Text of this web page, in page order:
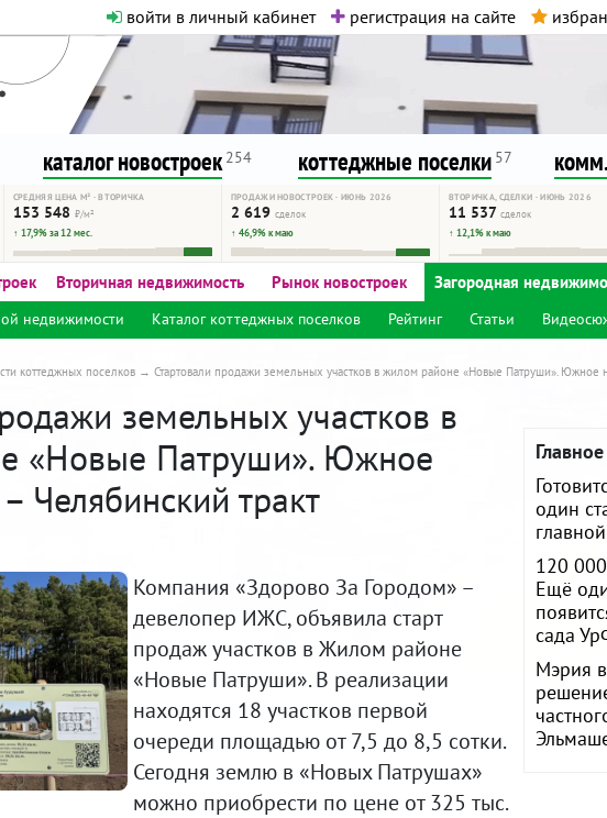
войти в личный кабинет регистрация на сайте
Никакого шок-контента.
как он помогает вам. Удачи!
каталог новостроек 254 коттеджные поселки 57
СРЕДНЯЯ ЦЕНА М² · ВТОРИЧКА
153 548 ₽/м²
↑ 17,9% за 12 мес.
ПРОДАЖИ НОВОСТРОЕК · ИЮНЬ 2026
2 619 сделок
↑ 46,9% к маю
ВТОРИЧКА, СДЕЛКИ · ИЮНЬ 2026
11 537 сделок
↑ 12,1% к маю
Вторичная недвижимость Рынок новостроек Загородная
недвижимости Каталог коттеджных поселков Рейтинг Статьи
коттеджных поселков Стартовали продажи земельных участков в жилом районе «Новые Патруши». Южное
земельных участков в
«Новые Патруши». Южное
Челябинский тракт
Компания «Здорово За Городом» –
девелопер ИЖС, объявила старт
продаж участков в Жилом районе
«Новые Патруши». В реализации
находятся 18 участков первой
очереди площадью от 7,5 до 8,5 сотки.
Сегодня землю в «Новых Патрушах»
можно приобрести по цене от 325 тыс.
один
120
Ещё
сада
Мэрия